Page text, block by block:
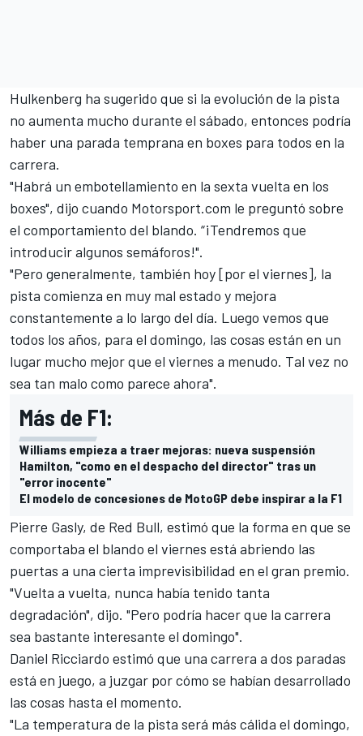
Hulkenberg ha sugerido que si la evolución de la pista
no aumenta mucho durante el sábado, entonces podría
haber una parada temprana en boxes para todos en la
carrera.
"Habrá un embotellamiento en la sexta vuelta en los
boxes", dijo cuando Motorsport.com le preguntó sobre
el comportamiento del blando. “¡Tendremos que
introducir algunos semáforos!".
"Pero generalmente, también hoy [por el viernes], la
pista comienza en muy mal estado y mejora
constantemente a lo largo del día. Luego vemos que
todos los años, para el domingo, las cosas están en un
lugar mucho mejor que el viernes a menudo. Tal vez no
sea tan malo como parece ahora".
Más de F1:
Williams empieza a traer mejoras: nueva suspensión
Hamilton, "como en el despacho del director" tras un
"error inocente"
El modelo de concesiones de MotoGP debe inspirar a la F1
Pierre Gasly, de Red Bull, estimó que la forma en que se
comportaba el blando el viernes está abriendo las
puertas a una cierta imprevisibilidad en el gran premio.
"Vuelta a vuelta, nunca había tenido tanta
degradación", dijo. "Pero podría hacer que la carrera
sea bastante interesante el domingo".
Daniel Ricciardo estimó que una carrera a dos paradas
está en juego, a juzgar por cómo se habían desarrollado
las cosas hasta el momento.
"La temperatura de la pista será más cálida el domingo,